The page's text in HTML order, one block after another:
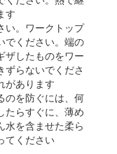
す
い。ワークトップ
でください。端の
ザしたものをワー
ずらないでくださ
があります
のを防ぐには、何
たらすぐに、薄め
水を含ませた柔ら
てください